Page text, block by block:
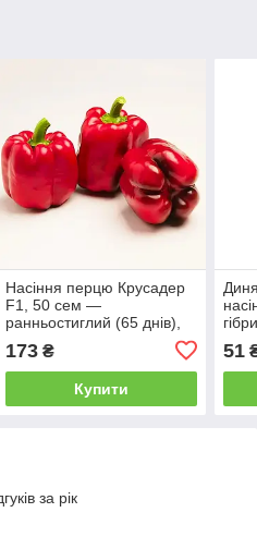
Насіння перцю Крусадер
F1, 50 сем —
ранньостиглий (65 днів),
солодкий, АгроПак
173₴
Купити
51
за рік